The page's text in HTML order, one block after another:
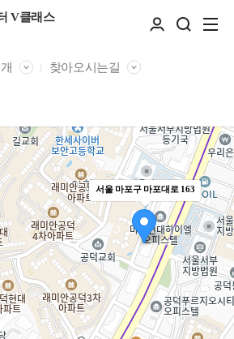
찾아오시는길
서울 마포구 마포대로 163